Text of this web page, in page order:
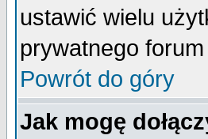
ustawić wielu
prywatnego forum
Powrót do góry
Jak mogę